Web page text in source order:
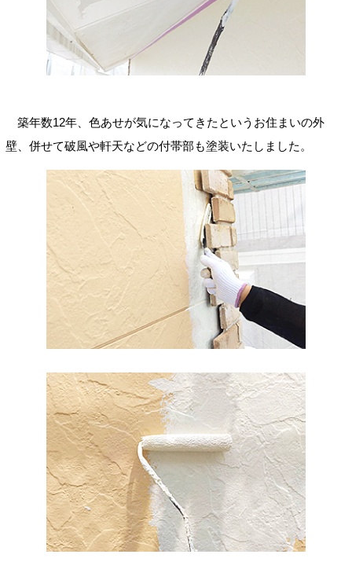
築年数12年、色あせが気になってきたというお住まいの外
壁、併せて破風や軒天などの付帯部も塗装いたしました。